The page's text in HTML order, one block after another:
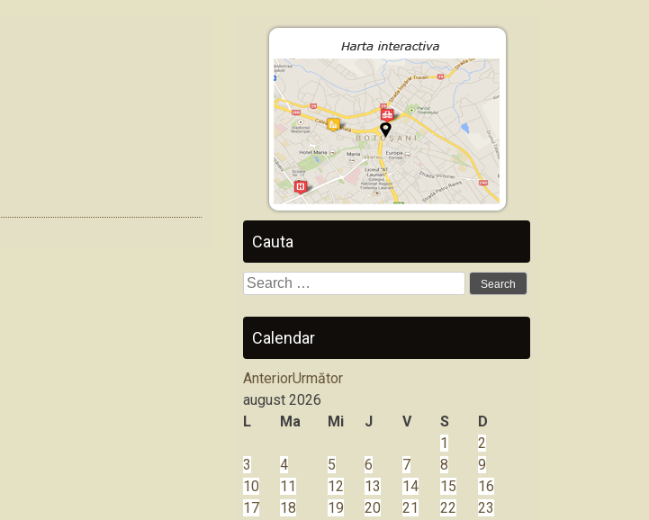
Cauta
Search
Calendar
AnteriorUrmător
august 2026
L
Ma Mi J V S
D
1
2
3
4 5 6 7 8
9
10
11 12 13 14 15
16
17
18 19 20 21 22
23